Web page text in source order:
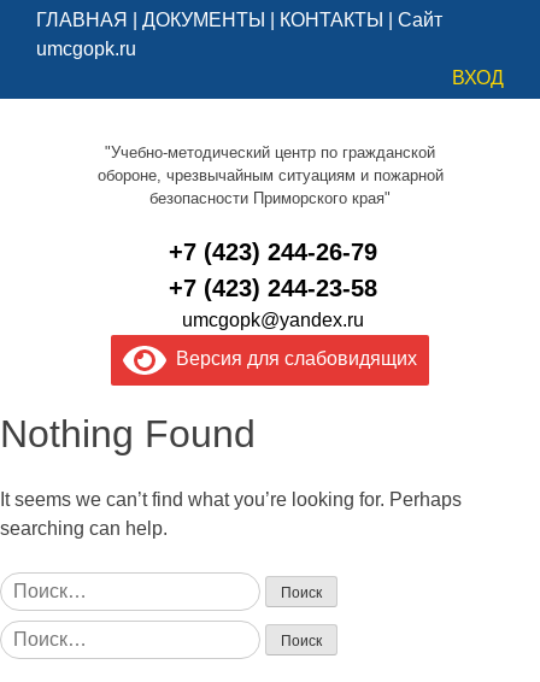
ГЛАВНАЯ ДОКУМЕНТЫ КОНТАКТЫ
Сайт
umcgopk.ru
ВХОД
"Учебно-методический центр по гражданской
обороне, чрезвычайным ситуациям и пожарной
безопасности Приморского края"
+7 (423) 244-26-79
+7 (423) 244-23-58
umcgopk@yandex.ru
Версия для слабовидящих
Nothing Found
It seems we can’t find what you’re looking for. Perhaps
searching can help.
Найти:
Найти: